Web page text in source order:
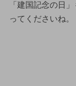
「建国記念の日
ってくださいね。